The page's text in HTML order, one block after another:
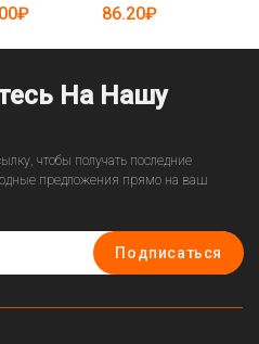
86.20₽
На Нашу
чтобы получать последние
предложения прямо на ваш
Подписаться